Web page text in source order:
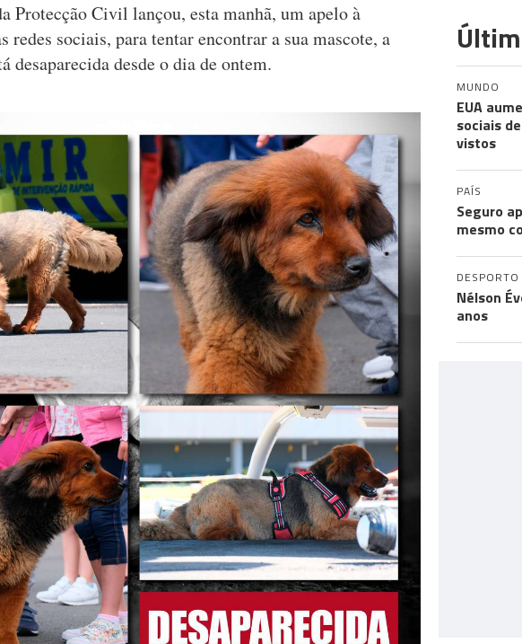
Protecção Civil lançou, esta manhã, um apelo à
redes sociais, para tentar encontrar a sua mascote, a
desaparecida desde o dia de ontem.
MUNDO
EUA
sociais
vistos
PAÍS
Seguro
mesmo
DESPORTO
Nélson
anos